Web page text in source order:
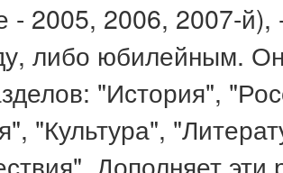
- 2005, 2006, 2007-
либо юбилейным.
"История",
"Культура",
Дополняет